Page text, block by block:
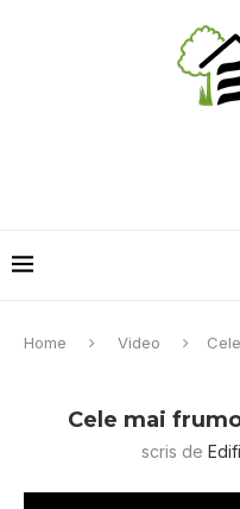
Home Video
Cele mai
scris de